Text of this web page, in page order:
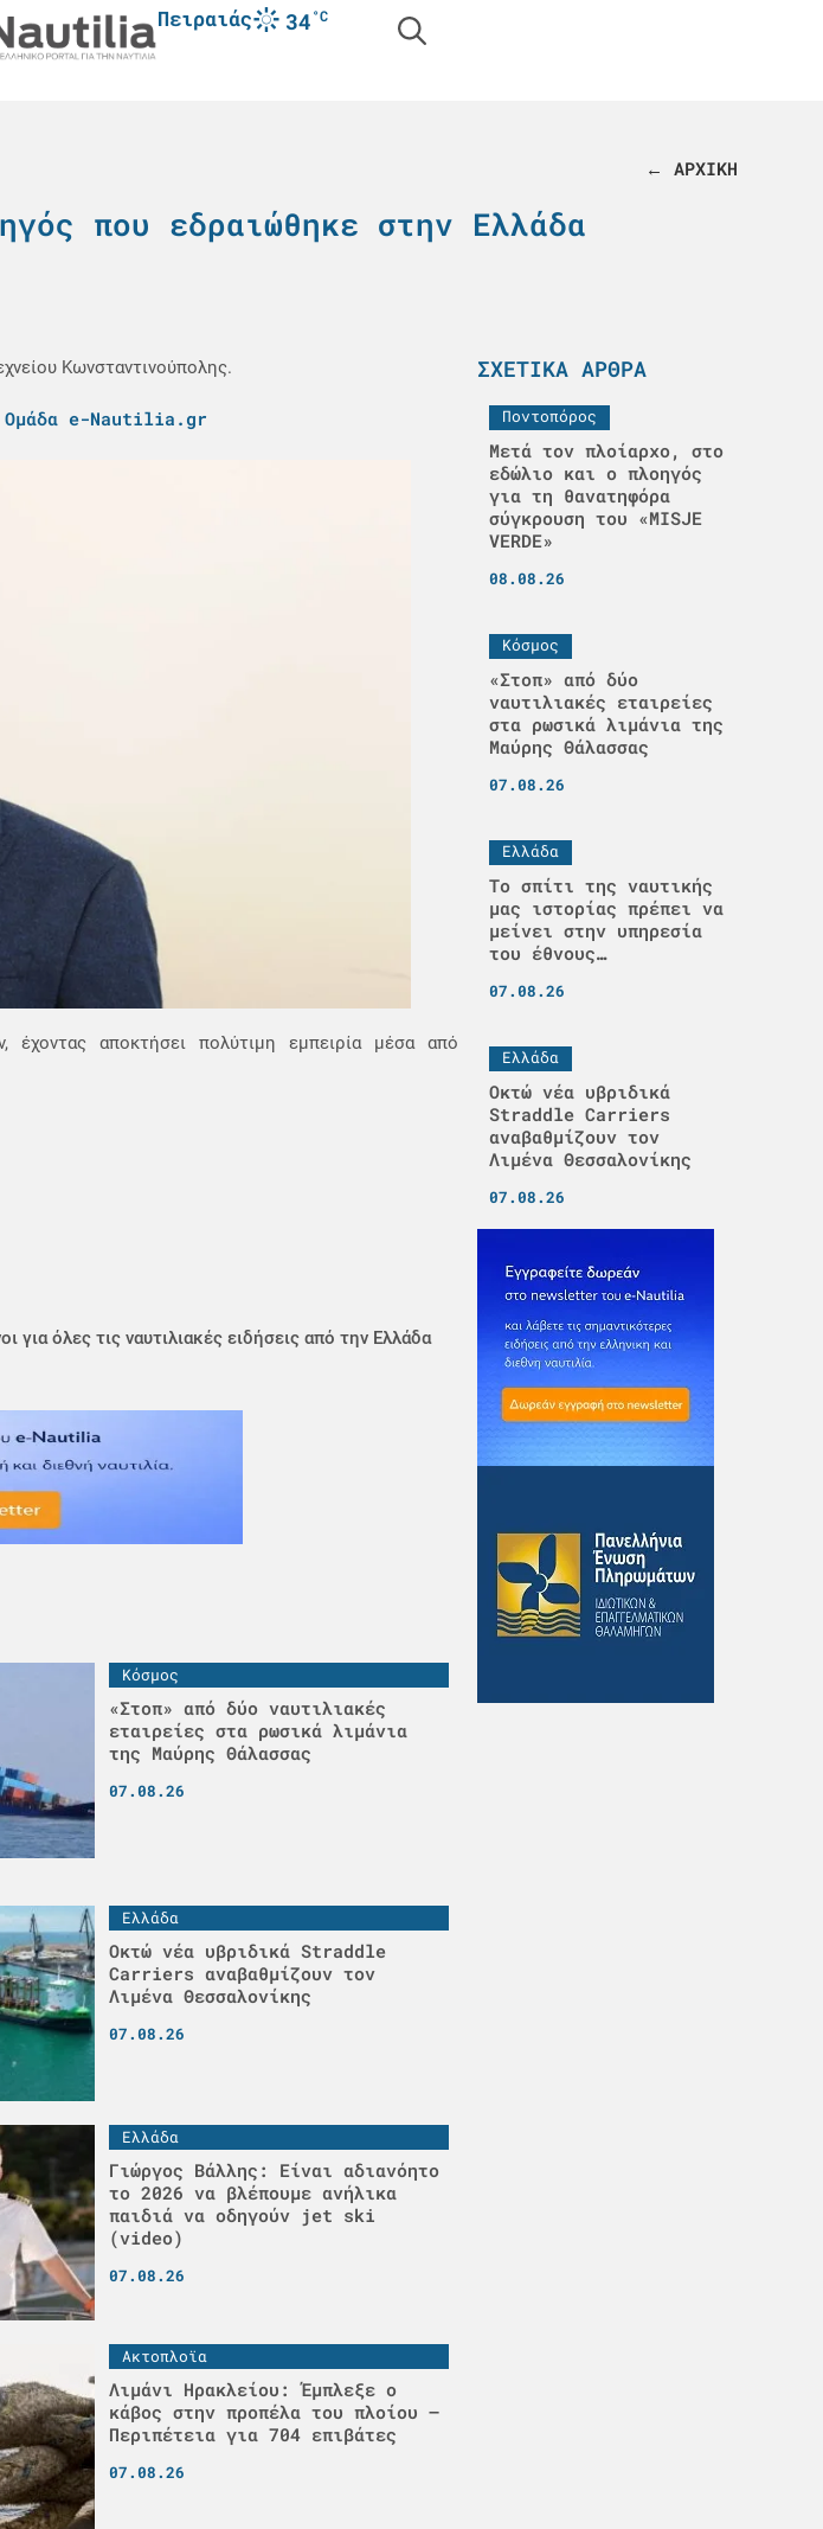
Πειραιάς 34°C
← ΑΡΧΙΚΗ
που εδραιώθηκε στην Ελλάδα
Κωνσταντινούπολης.
Ομάδα e-Nautilia.gr
αποκτήσει πολύτιμη εμπειρία μέσα από
όλες τις ναυτιλιακές ειδήσεις από την Ελλάδα
Κόσμος
«Στοπ» από δύο ναυτιλιακές
εταιρείες στα ρωσικά λιμάνια
της Μαύρης Θάλασσας
07.08.26
Ελλάδα
Οκτώ νέα υβριδικά Straddle
Carriers αναβαθμίζουν τον
Λιμένα Θεσσαλονίκης
07.08.26
Ελλάδα
Γιώργος Βάλλης: Είναι αδιανόητο
το 2026 να βλέπουμε ανήλικα
παιδιά να οδηγούν jet ski
(video)
07.08.26
Ακτοπλοϊα
Λιμάνι Ηρακλείου: Έμπλεξε ο
κάβος στην προπέλα του πλοίου –
Περιπέτεια για 704 επιβάτες
07.08.26
ΣΧΕΤΙΚΆ ΆΡΘΡΑ
Ποντοπόρος
Μετά τον πλοίαρχο, στο
εδώλιο και ο πλοηγός
για τη θανατηφόρα
σύγκρουση του «MISJE
VERDE»
08.08.26
Κόσμος
«Στοπ» από δύο
ναυτιλιακές εταιρείες
στα ρωσικά λιμάνια της
Μαύρης Θάλασσας
07.08.26
Ελλάδα
Το σπίτι της ναυτικής
μας ιστορίας πρέπει να
μείνει στην υπηρεσία
του έθνους…
07.08.26
Ελλάδα
Οκτώ νέα υβριδικά
Straddle Carriers
αναβαθμίζουν τον
Λιμένα Θεσσαλονίκης
07.08.26